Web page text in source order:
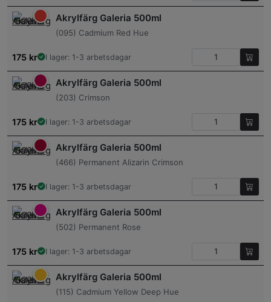
Akrylfärg Galeria 500ml
(095) Cadmium Red Hue
175 kr I lager: 1-3 arbetsdagar
Akrylfärg Galeria 500ml
(203) Crimson
175 kr I lager: 1-3 arbetsdagar
Akrylfärg Galeria 500ml
(466) Permanent Alizarin Crimson
175 kr I lager: 1-3 arbetsdagar
Akrylfärg Galeria 500ml
(502) Permanent Rose
175 kr I lager: 1-3 arbetsdagar
Akrylfärg Galeria 500ml
(115) Cadmium Yellow Deep Hue